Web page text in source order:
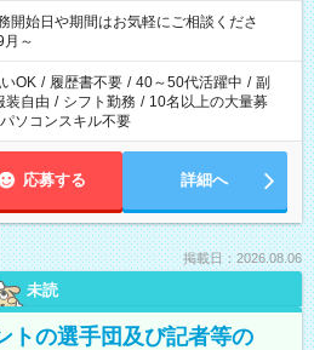
始日や期間はお気軽にご相談くださ
～
OK / 履歴書不要 / 40～50代活躍中 / 副
装自由 / シフト勤務 / 10名以上の大量募
パソコンスキル不要
応募する 詳細へ
掲載日：2026.08.06
未読
トの選手団及び記者等の